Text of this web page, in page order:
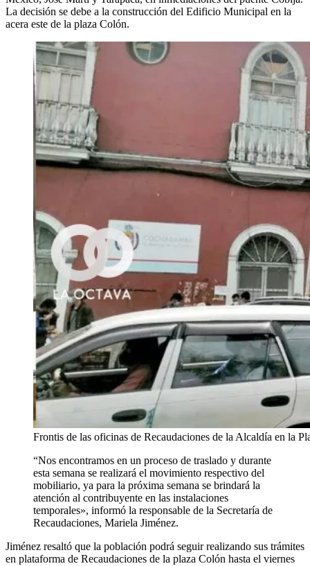
La decisión se debe a la construcción del Edificio Municipal en la
acera este de la plaza Colón.
Frontis de las oficinas de Recaudaciones de la Alcaldía en la
“Nos encontramos en un proceso de traslado y durante
esta semana se realizará el movimiento respectivo del
mobiliario, ya para la próxima semana se brindará la
atención al contribuyente en las instalaciones
temporales», informó la responsable de la Secretaría de
Recaudaciones, Mariela Jiménez.
Jiménez resaltó que la población podrá seguir realizando sus trámites
en plataforma de Recaudaciones de la plaza Colón hasta el viernes